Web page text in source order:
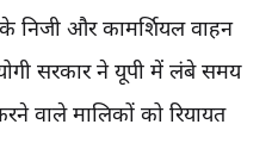
निजी और कामर्शियल वाहन
सरकार ने यूपी में लंबे समय
वाले मालिकों को रियायत